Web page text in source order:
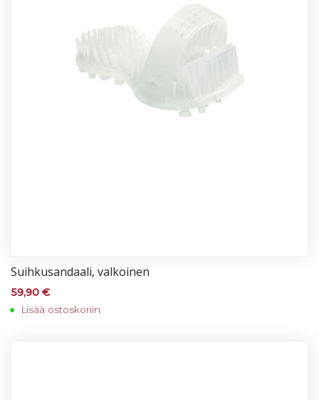
Suih­ku­san­daa­li, val­koi­nen
59,90 €
Lisää ostoskoriin